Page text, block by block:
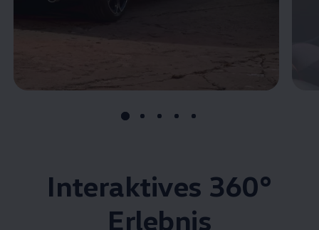
Interaktives 360°
Erlebnis